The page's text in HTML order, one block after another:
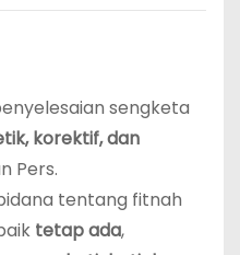
sengketa
korektif, dan
Pers.
tentang fitnah
tetap ada,